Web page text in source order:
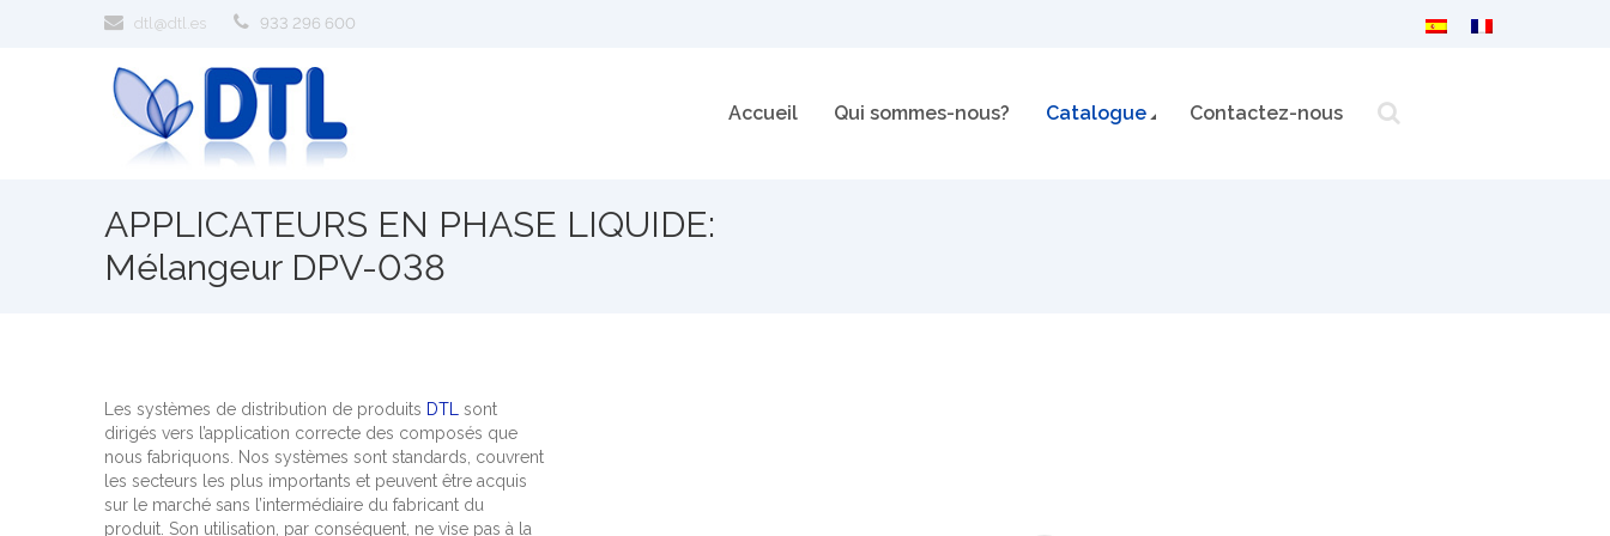
dtl@dtl.es 933 296 600
Accueil Qui sommes-nous? Catalogue Contactez-nous
APPLICATEURS EN PHASE LIQUIDE:
Mélangeur DPV-038
Les systèmes de distribution de produits DTL
sont
dirigés vers l’application correcte des composés que
nous fabriquons. Nos systèmes sont standards, couvrent
les secteurs les plus importants et peuvent être acquis
sur le marché sans l’intermédiaire du fabricant du
produit. Son utilisation, par conséquent, ne vise pas à la